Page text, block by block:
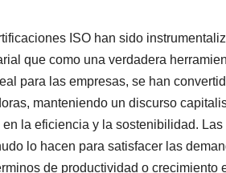
ISO han sido
que como una verdadera
para las empresas, se han
manteniendo un discurso
la eficiencia y la sostenibilidad.
lo hacen para satisfacer las
de productividad o crecimiento